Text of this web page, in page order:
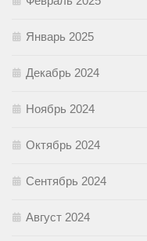
Январь 2025
Декабрь 2024
Ноябрь 2024
Октябрь 2024
Сентябрь 2024
Август 2024